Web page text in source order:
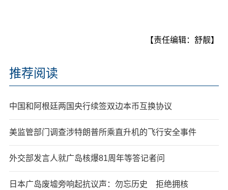
【责任编辑：舒靓】
推荐阅读
中国和阿根廷两国央行续签双边本币互换协议
美监管部门调查涉特朗普所乘直升机的飞行安全事件
外交部发言人就广岛核爆81周年等答记者问
日本广岛废墟旁响起抗议声：勿忘历史 拒绝拥核